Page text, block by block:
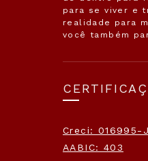
para se viver e
realidade para
você também
Creci: 016995-J
AABIC: 403